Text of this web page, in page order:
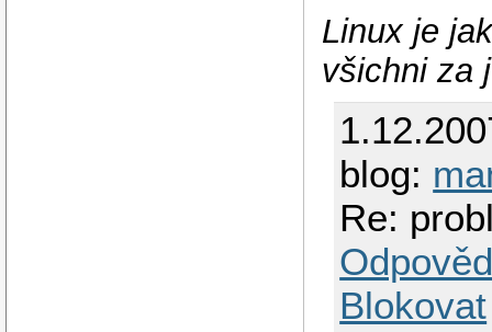
Linux je
všichni za
blog:
Re:
Blokovat